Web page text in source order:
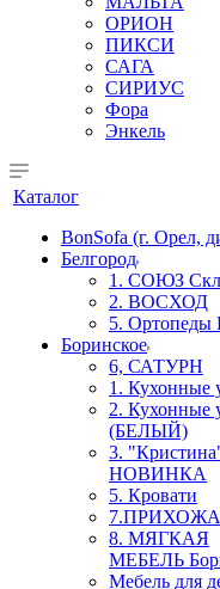
ОРИОН
ПИКСИ
САГА
СИРИУС
Фора
Энкель
Каталог
BonSofa (г. Орел,
Белгород
1. СОЮЗ
2. ВОСХОД
5. Ортопеды
Боринское
6, САТУРН
1. Кухонные
2. Кухонные
(БЕЛЫЙ)
3.
НОВИНКА
5. Кровати
8. МЯГКАЯ
МЕБЕЛЬ
Мебель для